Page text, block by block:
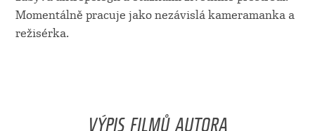
Momentálně pracuje jako nezávislá kameramanka a
režisérka.
VÝPIS FILMŮ AUTORA